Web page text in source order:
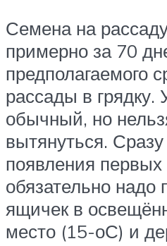
Семена на
примерно за 70
предполагаемого
рассады в грядку.
обычный, но
вытянуться.
появления
обязательно надо
ящичек в
место (15-оС) и